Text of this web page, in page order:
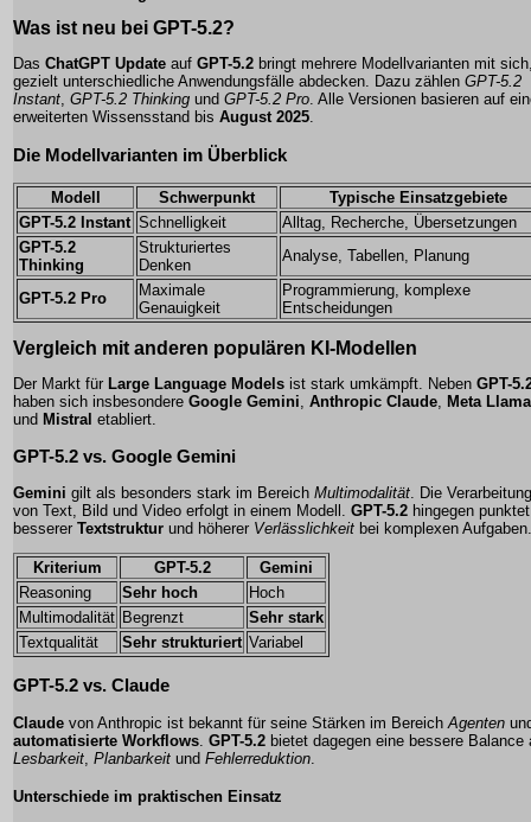
Was ist neu bei GPT-5.2?
Das ChatGPT Update auf GPT-5.2 bringt mehrere Modellvarianten mit
gezielt unterschiedliche Anwendungsfälle abdecken. Dazu zählen GPT-5.2
Instant, GPT-5.2 Thinking und GPT-5.2 Pro. Alle Versionen basieren auf
erweiterten Wissensstand bis August 2025.
Die Modellvarianten im Überblick
Modell Schwerpunkt
Typische Einsatzgebiete
GPT-5.2 Instant Schnelligkeit
Alltag, Recherche, Übersetzungen
GPT-5.2
Thinking
Strukturiertes
Denken
Analyse, Tabellen, Planung
GPT-5.2 Pro
Maximale
Genauigkeit
Programmierung, komplexe
Entscheidungen
Vergleich mit anderen populären KI-Modellen
Der Markt für Large Language Models ist stark umkämpft. Neben GPT-
haben sich insbesondere Google Gemini Anthropic Claude Meta Llama
und Mistral etabliert.
GPT-5.2 vs. Google Gemini
Gemini gilt als besonders stark im Bereich Multimodalität. Die Verarbeitung
von Text, Bild und Video erfolgt in einem Modell. GPT-5.2 hingegen
besserer Textstruktur und höherer Verlässlichkeit bei komplexen Aufgaben.
Kriterium GPT-5.2
Gemini
Reasoning
Sehr hoch
Hoch
Multimodalität Begrenzt
Sehr stark
Textqualität
Sehr strukturiert Variabel
GPT-5.2 vs. Claude
Claude von Anthropic ist bekannt für seine Stärken im Bereich Agenten
automatisierte Workflows GPT-5.2 bietet dagegen eine bessere Balance
Lesbarkeit Planbarkeit und Fehlerreduktion
Unterschiede im praktischen Einsatz